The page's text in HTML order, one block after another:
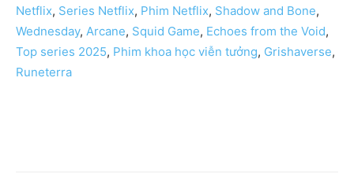
Netflix, Series Netflix, Phim Netflix, Shadow and Bone,
Wednesday, Arcane, Squid Game, Echoes from the Void,
Top series 2025, Phim khoa học viễn tưởng, Grishaverse,
Runeterra